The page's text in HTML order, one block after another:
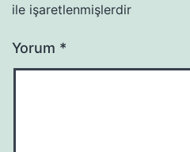
ile işaretlenmişlerdir
Yorum *